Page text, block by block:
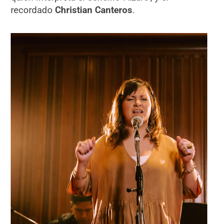
recordadoChristian Canteros.